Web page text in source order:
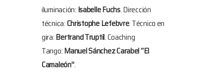
iluminación: Isabelle Fuchs. Dirección
técnica:Christophe Lefebvre. Técnico en
gira:Bertrand Truptil. Coaching
Tango:Manuel Sánchez Carabel “El
Camaleón”.